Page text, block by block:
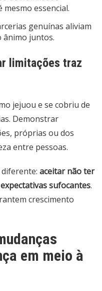
essencial.
genuínas aliviam
ânimo juntos.
limitações traz
jejuou e se cobriu de
Demonstrar
próprias ou dos
entre pessoas.
aceitar não ter
sufocantes.
crescimento
em meio à